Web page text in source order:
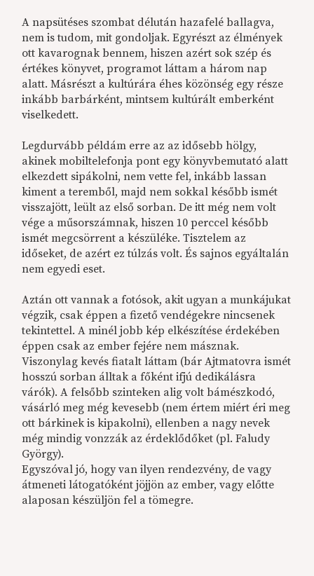
A napsütéses szombat délután hazafelé ballagva,
nem is tudom, mit gondoljak. Egyrészt az élmények
ott kavarognak bennem, hiszen azért sok szép és
értékes könyvet, programot láttam a három nap
alatt. Másrészt a kultúrára éhes közönség egy része
inkább barbárként, mintsem kultúrált emberként
viselkedett.
Legdurvább példám erre az az idősebb hölgy,
akinek mobiltelefonja pont egy könyvbemutató alatt
elkezdett sipákolni, nem vette fel, inkább lassan
kiment a teremből, majd nem sokkal később ismét
visszajött, leült az első sorban. De itt még nem volt
vége a műsorszámnak, hiszen 10 perccel később
ismét megcsörrent a készüléke. Tisztelem az
időseket, de azért ez túlzás volt. És sajnos egyáltalán
nem egyedi eset.
Aztán ott vannak a fotósok, akit ugyan a munkájukat
végzik, csak éppen a fizető vendégekre nincsenek
tekintettel. A minél jobb kép elkészítése érdekében
éppen csak az ember fejére nem másznak.
Viszonylag kevés fiatalt láttam (bár Ajtmatovra ismét
hosszú sorban álltak a főként ifjú dedikálásra
várók). A felsőbb szinteken alig volt bámészkodó,
vásárló meg még kevesebb (nem értem miért éri meg
ott bárkinek is kipakolni), ellenben a nagy nevek
még mindig vonzzák az érdeklődőket (pl. Faludy
György).
Egyszóval jó, hogy van ilyen rendezvény, de vagy
átmeneti látogatóként jöjjön az ember, vagy előtte
alaposan készüljön fel a tömegre.